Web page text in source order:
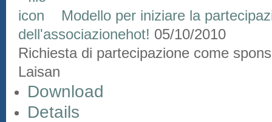
Modello per iniziare la
dell'associazionehot! 05/10/2010
Richiesta di partecipazione come
Laisan
Download
Details